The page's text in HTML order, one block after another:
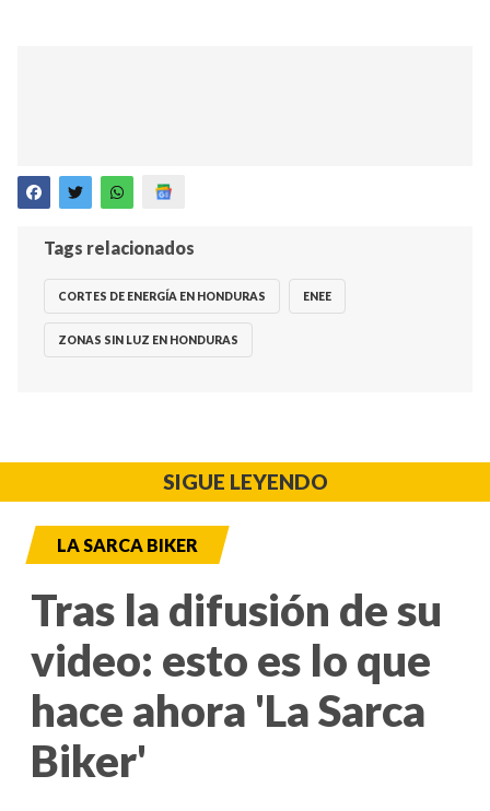
Tags relacionados
CORTES DE ENERGÍA EN HONDURAS ENEE
ZONAS SIN LUZ EN HONDURAS
SIGUE LEYENDO
LA SARCA BIKER
Tras la difusión de su
video: esto es lo que
hace ahora 'La Sarca
Biker'